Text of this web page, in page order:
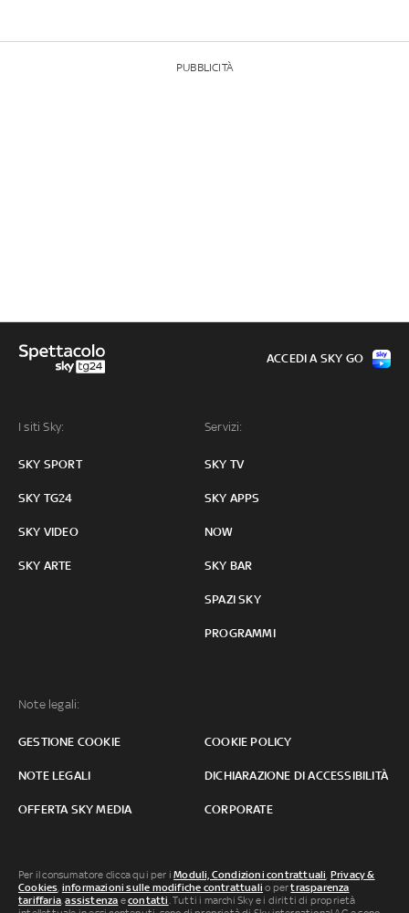
PUBBLICITÀ
I siti Sky:
SKY SPORT
SKY TG24
SKY VIDEO
SKY ARTE
Servizi:
SKY TV
SKY APPS
NOW
SKY BAR
SPAZI SKY
PROGRAMMI
Note legali:
GESTIONE COOKIE COOKIE POLICY
NOTE LEGALI DICHIARAZIONE DI ACCESSIBILITÀ
OFFERTA SKY MEDIA CORPORATE
ACCEDI A SKY GO
Per il consumatore clicca qui per iModuli, Condizioni contrattuali Privacy &
Cookies informazioni sulle modifiche contrattuali o pertrasparenza
tariffaria ,assistenza econtatti . Tutti i marchi Sky e i diritti di proprietà